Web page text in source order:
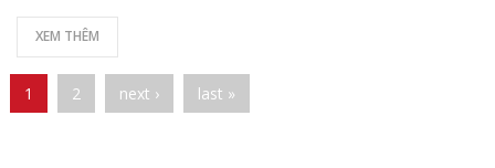
XEM THÊM
Pages
1 2 next › last »